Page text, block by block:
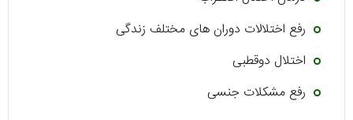
رفع اختلالات دوران های مختلف زندگی
اختلال دوقطبی
رفع مشکلات جنسی